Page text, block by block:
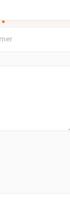
*